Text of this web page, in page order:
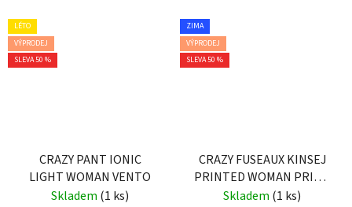
LÉTO
VÝPRODEJ
SLEVA 50 %
CRAZY PANT IONIC
LIGHT WOMAN VENTO
Skladem (1 ks)
ZIMA
VÝPRODEJ
SLEVA 50 %
CRAZY FUSEAUX KINSEJ
PRINTED WOMAN PRINT
DARK JEANS
Skladem (1 ks)